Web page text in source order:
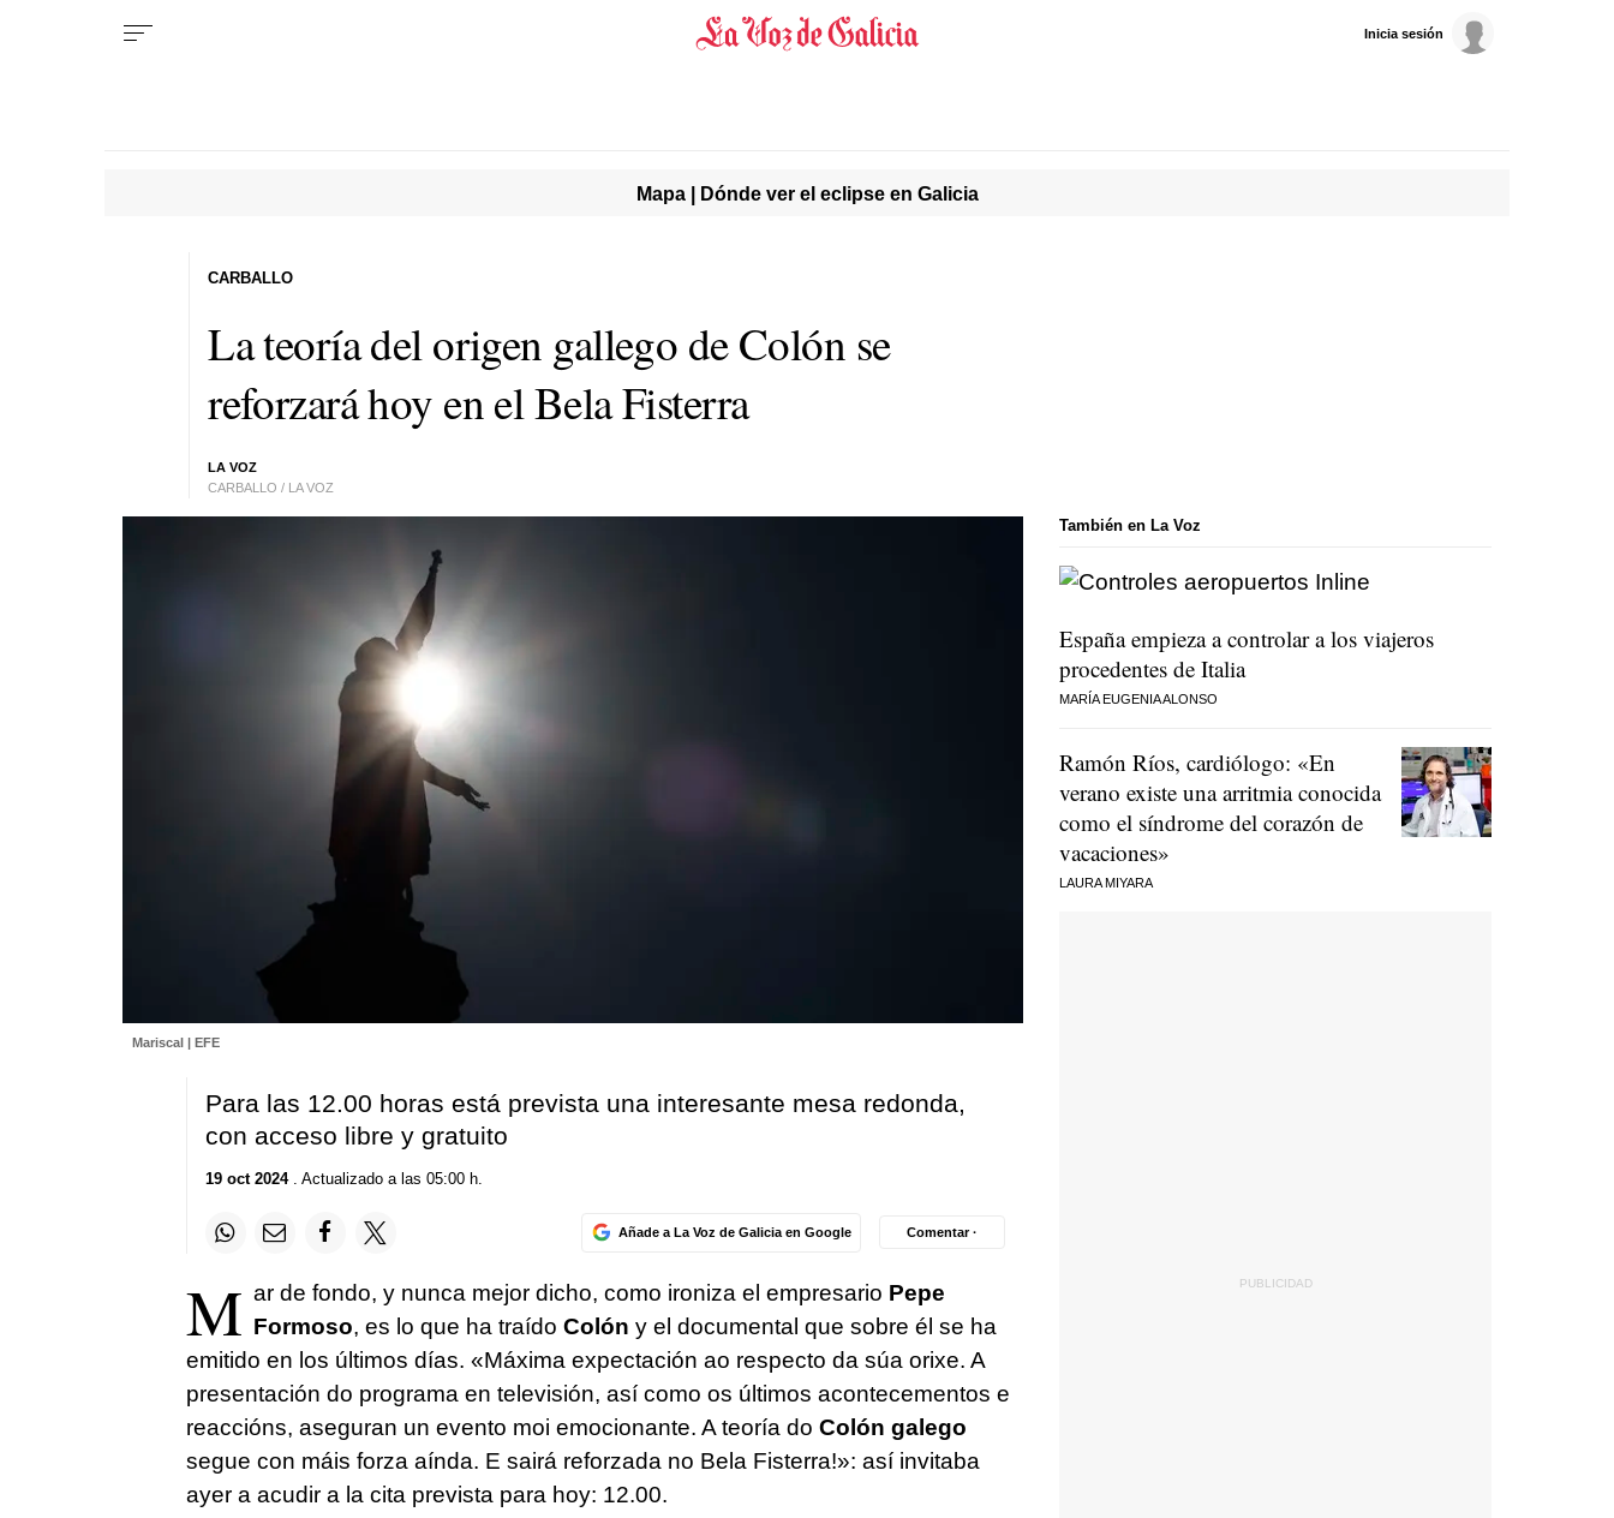
Inicia sesión
Mapa | Dónde ver el eclipse en Galicia
La teoría del origen gallego de Colón se
reforzará hoy en el Bela Fisterra
LA VOZ
CARBALLO / LA VOZ
CARBALLO
Mariscal | EFE
Para las 12.00 horas está prevista una interesante mesa redonda,
con acceso libre y gratuito
19 oct 2024. Actualizado a las 05:00 h.
Añade a La Voz de Galicia en Google Comentar ·
M ar de fondo, y nunca mejor dicho, como ironiza el empresario Pepe
Formoso, es lo que ha traído Colón y el documental que sobre él se ha
emitido en los últimos días. «Máxima expectación ao respecto da súa orixe. A
presentación do programa en televisión, así como os últimos acontecementos e
reaccións, aseguran un evento moi emocionante. A teoría do Colón galego
segue con máis forza aínda. E sairá reforzada no Bela Fisterra!»: así invitaba
ayer a acudir a la cita prevista para hoy: 12.00.
También en La Voz
España empieza a controlar a los viajeros
procedentes de Italia
MARÍA EUGENIA ALONSO
Ramón Ríos, cardiólogo: «En
verano existe una arritmia conocida
como el síndrome del corazón de
vacaciones»
LAURA MIYARA